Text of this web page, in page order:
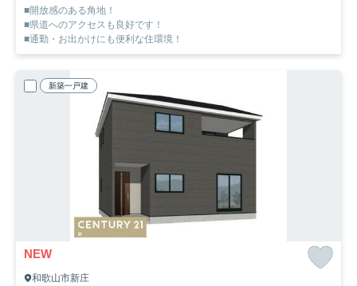
■開放感のある角地！
■県道へのアクセスも良好です！
■通勤・お出かけにも便利な住環境！
新築一戸建
NEW
和歌山市新庄